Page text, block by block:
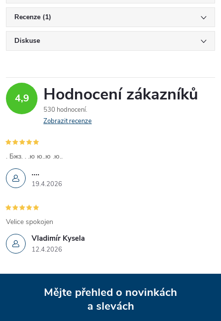
Recenze (1)
Diskuse
4,9 Hodnocení zákazníků
530 hodnocení
Zobrazit recenze
....
19.4.2026
. Бжз. . .ю ю..ю .ю..
Vladimír Kysela
12.4.2026
Velice spokojen
Mějte přehled o novinkách
a slevách